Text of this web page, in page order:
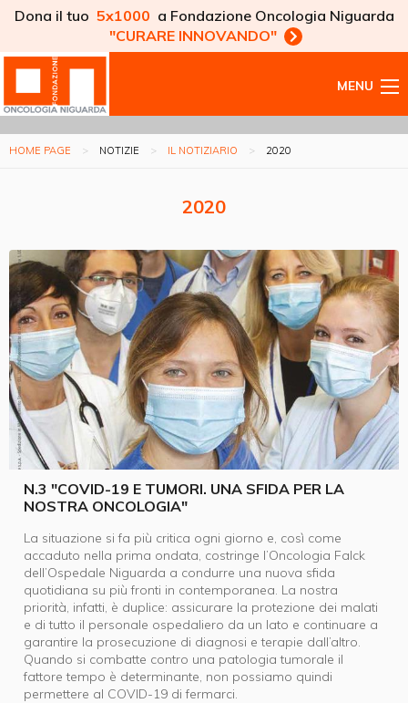
Dona il tuo 5x1000 a Fondazione Oncologia Niguarda
"CURARE INNOVANDO"
MENU
HOME PAGE NOTIZIE IL NOTIZIARIO 2020
2020
N.3 "COVID-19 E TUMORI. UNA SFIDA PER LA
NOSTRA ONCOLOGIA"
La situazione si fa più critica ogni giorno e, così come
accaduto nella prima ondata, costringe l’Oncologia Falck
dell’Ospedale Niguarda a condurre una nuova sfida
quotidiana su più fronti in contemporanea. La nostra
priorità, infatti, è duplice: assicurare la protezione dei malati
e di tutto il personale ospedaliero da un lato e continuare a
garantire la prosecuzione di diagnosi e terapie dall’altro.
Quando si combatte contro una patologia tumorale il
fattore tempo è determinante, non possiamo quindi
permettere al COVID-19 di fermarci.